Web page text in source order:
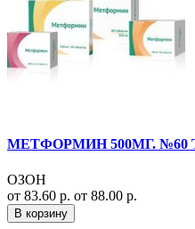
МЕТФОРМИН 500МГ. №60
ОЗОН
от 83.60 р. от 88.00 р.
В корзину